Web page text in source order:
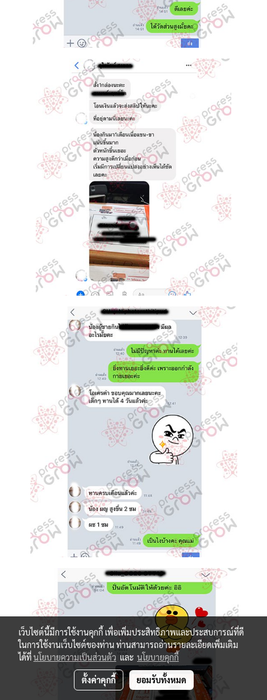
เว็บไซต์นี้มีการใช้งานคุกกี้ เพื่อเพิ่มประสิทธิภาพและประสบการณ์ที่ดี
ในการใช้งานเว็บไซต์ของท่าน ท่านสามารถอ่านรายละเอียดเพิ่มเติม
ได้ที่นโยบายความเป็นส่วนตัว และ นโยบายคุกกี้
ตั้งค่าคุกกี้ ยอมรับทั้งหมด